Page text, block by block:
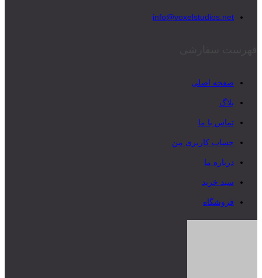
info@voxelstudios.net
صفحه اصلی
بلاگ
تماس با ما
حساب کاربری من
درباره ما
سبد خرید
فروشگاه